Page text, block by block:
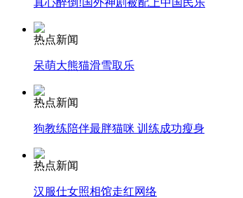
消防员救轻生者
纽约上演“枕头大战”
司机酒驾遇交警 急速倒车逃窜
热点新闻
呆萌大熊猫滑雪取乐
热点新闻
狗教练陪伴最胖猫咪 训练成功瘦身
热点新闻
汉服仕女照相馆走红网络